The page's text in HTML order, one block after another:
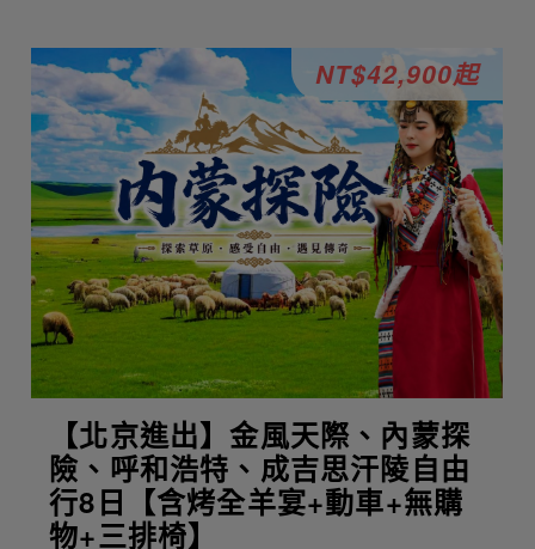
【北京進出】金風天際、內蒙探
險、呼和浩特、成吉思汗陵自由
行8日【含烤全羊宴+動車+無購
物+三排椅】
NT$42,900起